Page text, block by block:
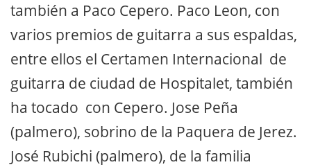
también a Paco Cepero. Paco Leon, con
varios premios de guitarra a sus espaldas,
entre ellos el Certamen Internacional de
guitarra de ciudad de Hospitalet, también
ha tocado con Cepero. Jose Peña
(palmero), sobrino de la Paquera de Jerez.
José Rubichi (palmero), de la familia